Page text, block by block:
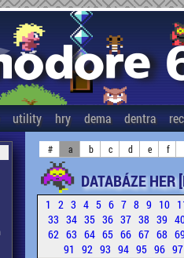
utility hry dema dentra
# a b c d e f
DATABÁZE
1 2 3 4 5 6 7 8 9 10
33 34 35 36 37 38 39
62 63 64 65 66 67 68
91 92 93 94 95 96